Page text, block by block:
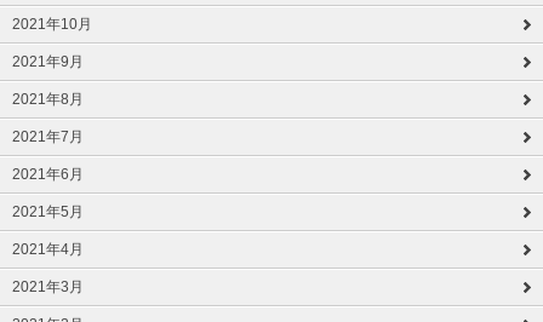
2021年10月
2021年9月
2021年8月
2021年7月
2021年6月
2021年5月
2021年4月
2021年3月